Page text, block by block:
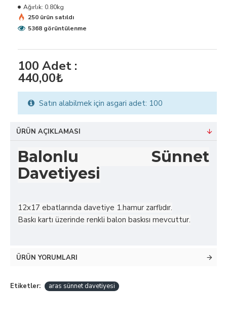
100 Adet :
440,00₺
Ağırlık: 0.80kg
250 ürün satıldı
5368 görüntülenme
Satın alabilmek için asgari adet: 100
ÜRÜN AÇIKLAMASI
Balonlu Sünnet
Davetiyesi
12x17 ebatlarında davetiye 1.hamur zarflıdır.
Baskı kartı üzerinde renkli balon baskısı mevcuttur.
ÜRÜN YORUMLARI
Etiketler: aras sünnet davetiyesi